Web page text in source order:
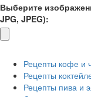
Выберите
JPG, JPEG):
Рецепты кофе и
Рецепты
Рецепты пива и